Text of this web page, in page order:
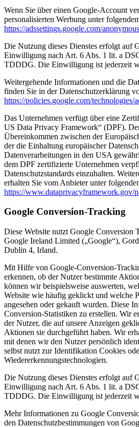
Wenn Sie über einen Google-Account
personalisierten Werbung unter
https://adssettings.google.com/
Die Nutzung dieses Dienstes erfolgt auf
Einwilligung nach Art. 6 Abs. 1 lit. a
TDDDG. Die Einwilligung ist jederzeit
Weitergehende Informationen und die
finden Sie in der Datenschutzerklärung
https://policies.google.com/technologies/
Das Unternehmen verfügt über eine
US Data Privacy Framework“ (DPF).
Übereinkommen zwischen der
der die Einhaltung europäischer
Datenverarbeitungen in den USA
dem DPF zertifizierte Unternehmen
Datenschutzstandards einzuhalten.
erhalten Sie vom Anbieter unter
https://www.dataprivacyframework.gov/
Google Conversion-Tracking
Diese Website nutzt Google Conversion
Google Ireland Limited („Google“),
Dublin 4, Irland.
Mit Hilfe von Google-Conversion-
erkennen, ob der Nutzer bestimmte
können wir beispielsweise auswerten,
Website wie häufig geklickt und welche
angesehen oder gekauft wurden. Diese
Conversion-Statistiken zu erstellen. Wir
der Nutzer, die auf unsere Anzeigen
Aktionen sie durchgeführt haben. Wir
mit denen wir den Nutzer persönlich
selbst nutzt zur Identifikation Cookies
Wiedererkennungstechnologien.
Die Nutzung dieses Dienstes erfolgt auf
Einwilligung nach Art. 6 Abs. 1 lit. a
TDDDG. Die Einwilligung ist jederzeit
Mehr Informationen zu Google
den Datenschutzbestimmungen von